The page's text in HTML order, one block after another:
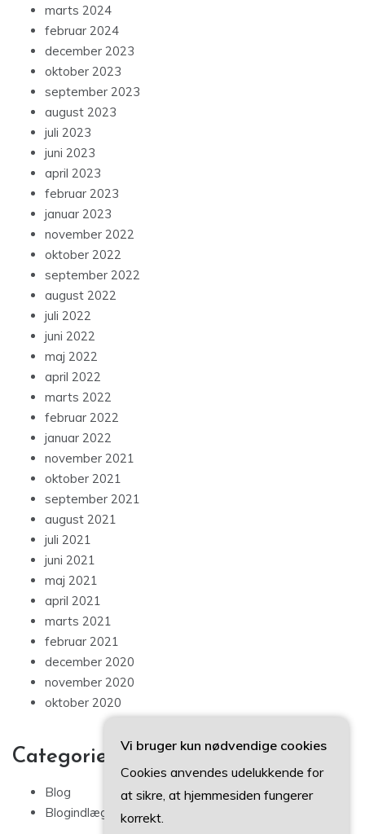
marts 2024
februar 2024
december 2023
oktober 2023
september 2023
august 2023
juli 2023
juni 2023
april 2023
februar 2023
januar 2023
november 2022
oktober 2022
september 2022
august 2022
juli 2022
juni 2022
maj 2022
april 2022
marts 2022
februar 2022
januar 2022
november 2021
oktober 2021
september 2021
august 2021
juli 2021
juni 2021
maj 2021
april 2021
marts 2021
februar 2021
december 2020
november 2020
oktober 2020
Categories
Blog
Blogindlæg
Vi bruger kun nødvendige cookies
Cookies anvendes udelukkende for
at sikre, at hjemmesiden fungerer
korrekt.